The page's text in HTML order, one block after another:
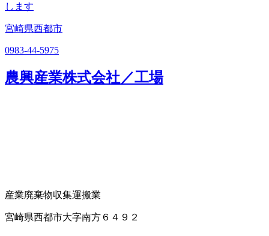
します
宮崎県西都市
0983-44-5975
農興産業株式会社／工場
産業廃棄物収集運搬業
宮崎県西都市大字南方６４９２